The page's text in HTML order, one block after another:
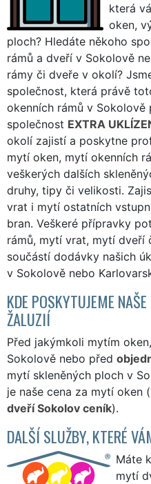
která
oken,
ploch? Hledáte někoho
rámů a dveří v Sokolově
rámy či dveře v okolí?
společnost, která právě
okenních rámů v Sokolově
společnost EXTRA
okolí zajistí a poskytne
mytí oken, mytí okenních
veškerých dalších
druhy, tipy či velikosti.
vrat i mytí ostatních
bran. Veškeré přípravky
rámů, mytí vrat, mytí dveří
součástí dodávky našich
v Sokolově nebo
KDE POSKYTUJEME
ŽALUZIÍ
Před jakýmkoli mytím
Sokolově nebo před
mytí skleněných ploch v
je naše cena za mytí oken
dveří Sokolov ceník).
DALŠÍ SLUŽBY, KTERÉ
Máte
mytí